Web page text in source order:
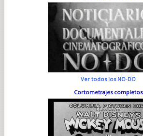
Ver todos los NO-DO
Cortometrajes completos